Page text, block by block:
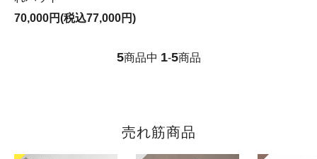
70,000円(税込77,000円)
5商品中 1-5商品
売れ筋商品